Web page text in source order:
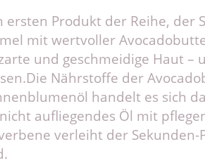
ersten Produkt der Reihe, der
mit wertvoller
und geschmeidige Haut –
Nährstoffe der
handelt es sich
aufliegendes Öl mit
verleiht der